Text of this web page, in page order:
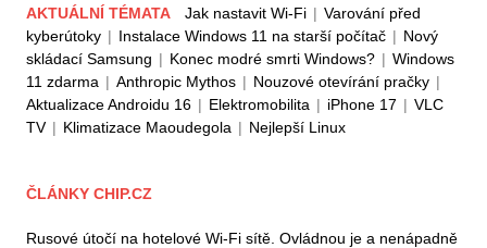
AKTUÁLNÍ TÉMATA Jak nastavit Wi-Fi | Varování před
kyberútoky | Instalace Windows 11 na starší počítač | Nový
skládací Samsung | Konec modré smrti Windows? | Windows
11 zdarma | Anthropic Mythos | Nouzové otevírání pračky |
Aktualizace Androidu 16 | Elektromobilita | iPhone 17 | VLC
TV | Klimatizace Maoudegola | Nejlepší Linux
ČLÁNKY CHIP.CZ
Rusové útočí na hotelové Wi-Fi sítě. Ovládnou je a nenápadně